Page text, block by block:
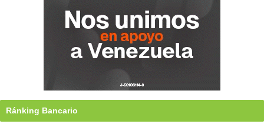
Ránking Bancario